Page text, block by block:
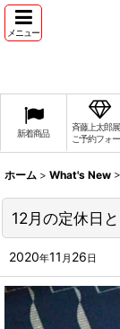
メニュー
新着商品
斉藤上太郎展
ご予約フォ
ホーム > What's New >
12月の定休日
2020年11 月 26日